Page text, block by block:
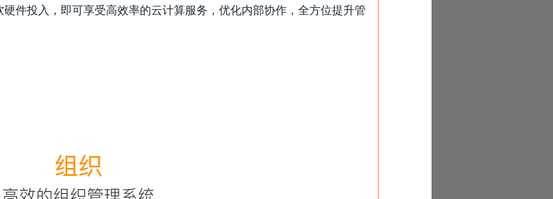
件投入，即可享受高效率的云计算服务，优化内部协作，全方位提升管